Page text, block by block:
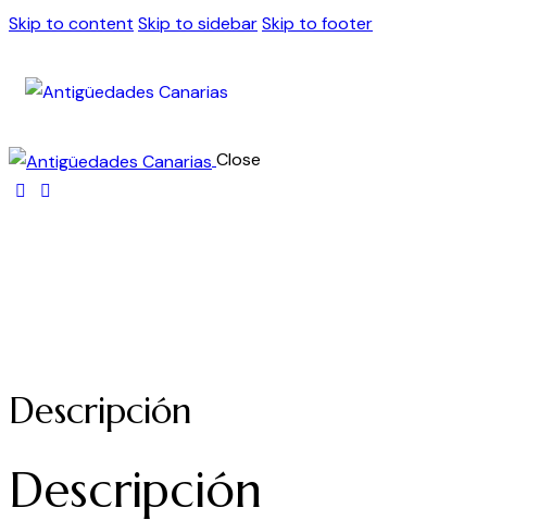
Skip to content Skip to sidebarSkip to footer
Close
Descripción
Descripción